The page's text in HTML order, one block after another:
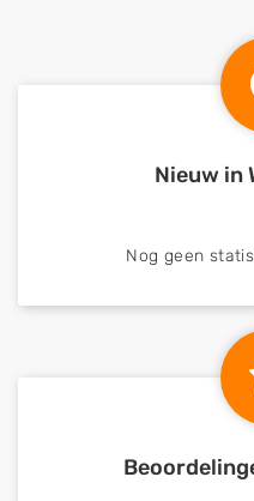
Nieuw in
Nog geen